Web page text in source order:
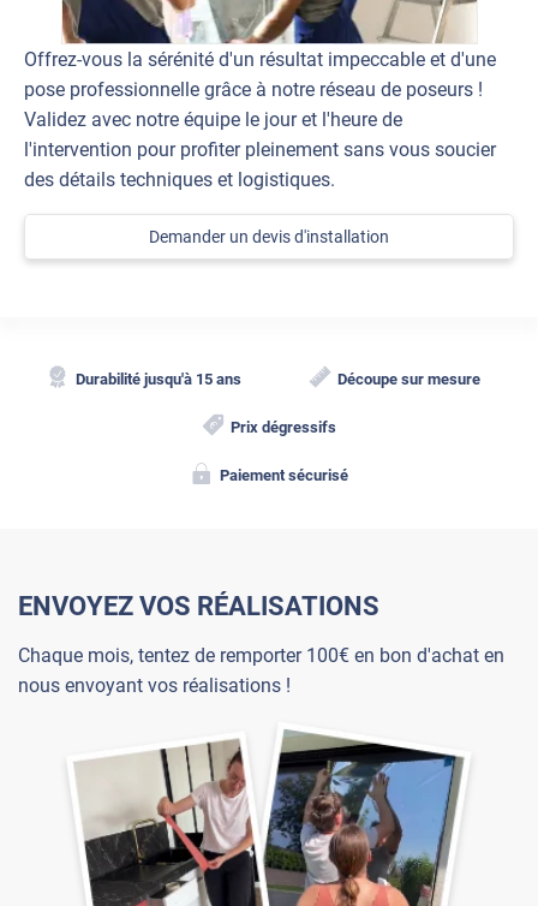
Offrez-vous la sérénité d'un résultat impeccable et d'une
pose professionnelle grâce à notre réseau de poseurs !
Validez avec notre équipe le jour et l'heure de
l'intervention pour profiter pleinement sans vous soucier
des détails techniques et logistiques.
Demander un devis d'installation
Durabilité jusqu'à 15 ans Découpe sur mesure
Prix dégressifs
Paiement sécurisé
ENVOYEZ VOS RÉALISATIONS
Chaque mois, tentez de remporter 100€ en bon d'achat en
nous envoyant vos réalisations !